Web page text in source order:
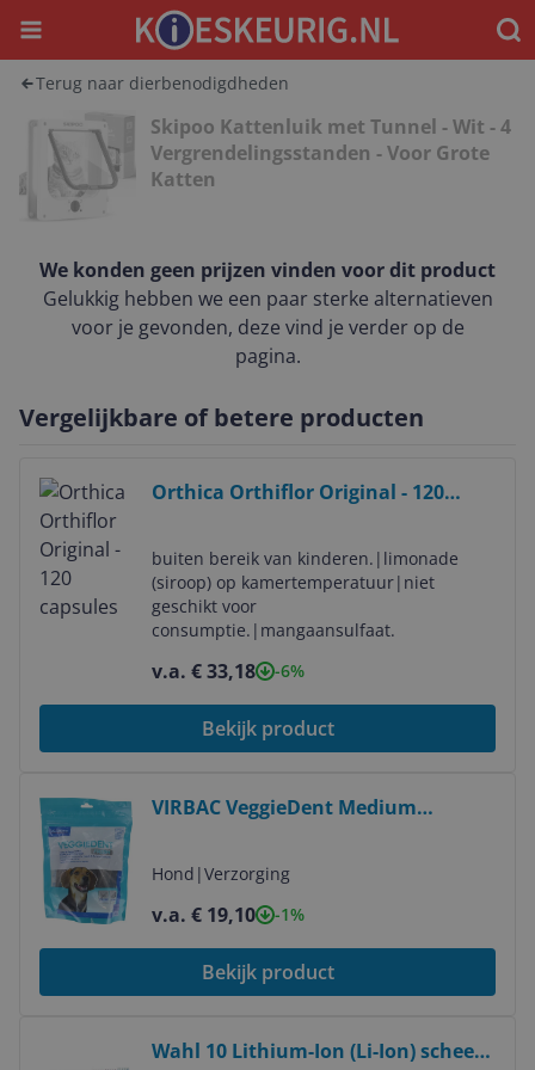
Menu
Terug naar dierbenodigdheden
Skipoo Kattenluik met Tunnel - Wit - 4
Vergrendelingsstanden - Voor Grote
Katten
We konden geen prijzen vinden voor dit product
Gelukkig hebben we een paar sterke alternatieven
voor je gevonden, deze vind je verder op de
pagina.
Vergelijkbare of betere producten
Orthica Orthiflor Original - 120
buiten bereik van kinderen. | limonade
(siroop) op kamertemperatuur| niet
geschikt voor
consumptie. | mangaansulfaat.
v.a. € 33,18 -6%
Bekijk product
Bekijk product
VIRBAC VeggieDent Medium
kauwstrips
Hond |Verzorging
v.a. € 19,10 -1%
Bekijk product
Wahl 10 Lithium-Ion (Li-Ion) scheer-,